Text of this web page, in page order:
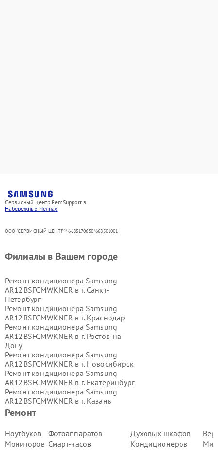
Сервисный центр RemSupport в
Набережных Челнах
ООО "СЕРВИСНЫЙ ЦЕНТР"* 6685170650*668501001
Ремонт
Ноутбуков
Мониторов
Фотоаппаратов
Смарт-часов
Духовых шкафов
Кондиционеров
Филиалы в Вашем городе
Ремонт кондиционера Samsung
AR12BSFCMWKNER в г. Санкт-
Петербург
Ремонт кондиционера Samsung
AR12BSFCMWKNER в г. Краснодар
Ремонт кондиционера Samsung
AR12BSFCMWKNER в г. Ростов-на-
Дону
Ремонт кондиционера Samsung
AR12BSFCMWKNER в г. Новосибирск
Ремонт кондиционера Samsung
AR12BSFCMWKNER в г. Екатеринбург
Ремонт кондиционера Samsung
AR12BSFCMWKNER в г. Казань
Ремонт кондиционера Samsung
Ремонт кондиционера Samsung
AR12BSFCMWKNER в г.Волгоград
Ремонт кондиционера Samsung